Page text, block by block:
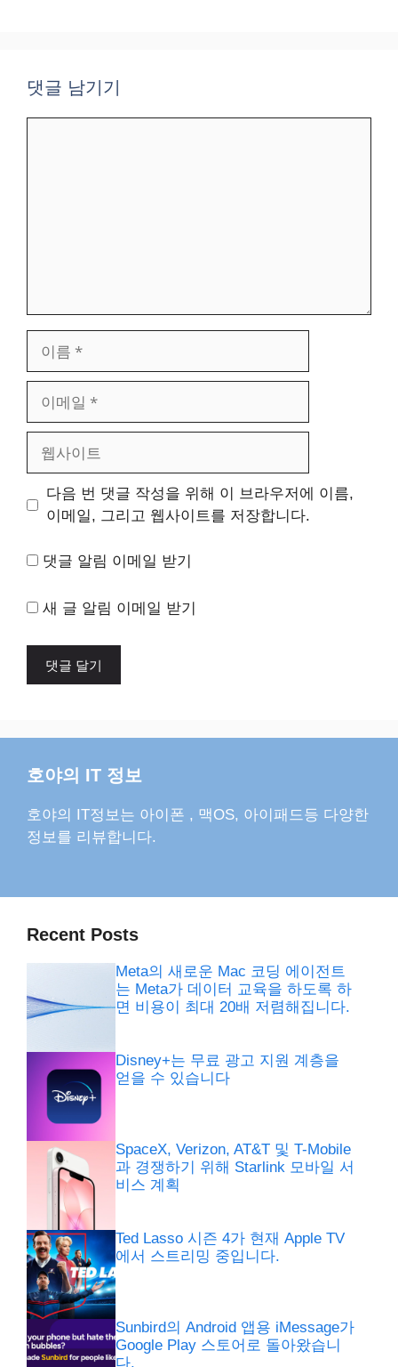
댓글 남기기
일
트
다음 번 댓글 작성을 위해 이 브라우저에 이름,
이메일, 그리고 웹사이트를 저장합니다.
댓글 알림 이메일 받기
새 글 알림 이메일 받기
호야의 IT 정보
호야의 IT정보는 아이폰 , 맥OS, 아이패드등 다양한
정보를 리뷰합니다.
Recent Posts
Meta의 새로운 Mac 코딩 에이전트
는 Meta가 데이터 교육을 하도록 하
면 비용이 최대 20배 저렴해집니다.
Disney+는 무료 광고 지원 계층을
얻을 수 있습니다
SpaceX, Verizon, AT&T 및 T-Mobile
과 경쟁하기 위해 Starlink 모바일 서
비스 계획
Ted Lasso 시즌 4가 현재 Apple TV
에서 스트리밍 중입니다.
Sunbird의 Android 앱용 iMessage가
Google Play 스토어로 돌아왔습니
다.